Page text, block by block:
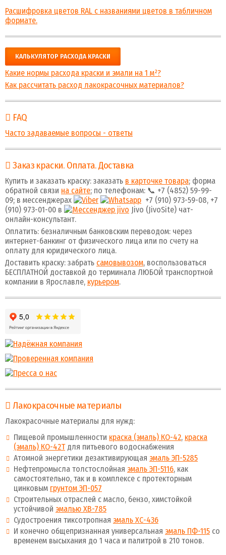
Расшифровка цветов RAL с названиями цветов в табличном
формате.
КАЛЬКУЛЯТОР РАСХОДА КРАСКИ
Какие нормы расхода краски и эмали на 1 м²?
Как рассчитать расход лакокрасочных материалов?
FAQ
Часто задаваемые вопросы - ответы
Заказ краски. Оплата. Доставка
Купить и заказать краску: заказать в карточке товара; форма
обратной связи на сайте; по телефонам: 📞 +7 (4852) 59-99-
09; в мессенджерах
+7 (910) 973-59-08, +7
(910) 973-01-00 в
Jivo (JivoSite) чат-
онлайн-консультант.
Оплатить: безналичным банковским переводом: через
интернет-банкинг от физического лица или по счету на
оплату для юридического лица.
Доставить краску: забрать самовывозом, воспользоваться
БЕСПЛАТНОЙ доставкой до терминала ЛЮБОЙ транспортной
компании в Ярославле, курьером.
Лакокрасочные материалы
Лакокрасочные материалы для нужд:
Пищевой промышленности краска (эмаль) КО-42, краска
(эмаль) КО-42Тдля питьевого водоснабжения
Атомной энергетики дезактивирующая эмаль ЭП-5285
Нефтепромысла толстослойная эмаль ЭП-5116, как
самостоятельно, так и в комплексе с протекторным
цинковым грунтом ЭП-057
Строительных отраслей с масло, бензо, химстойкой
устойчивой эмалью ХВ-785
Судостроения тиксотропная эмаль ХС-436
И конечно общепризнанная универсальная эмаль ПФ-115 со
временем высыхания до 1 часа и палитрой в 210 тонов.